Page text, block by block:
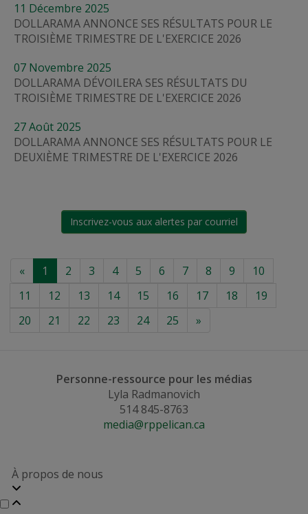
11 Décembre 2025
DOLLARAMA ANNONCE SES RÉSULTATS POUR LE
TROISIÈME TRIMESTRE DE L'EXERCICE 2026
07 Novembre 2025
DOLLARAMA DÉVOILERA SES RÉSULTATS DU
TROISIÈME TRIMESTRE DE L'EXERCICE 2026
27Août 2025
DOLLARAMA ANNONCE SES RÉSULTATS POUR LE
DEUXIÈME TRIMESTRE DE L'EXERCICE 2026
Inscrivez-vous aux alertes par courriel
« 1 2 3 4 5 6 7 8 9
10
11
12 13 14 15 16 17 18
19
20
21 22 23 24 25 »
Personne-ressource pour les médias
Lyla Radmanovich
514 845-8763
media@rppelican.ca
À propos de nous